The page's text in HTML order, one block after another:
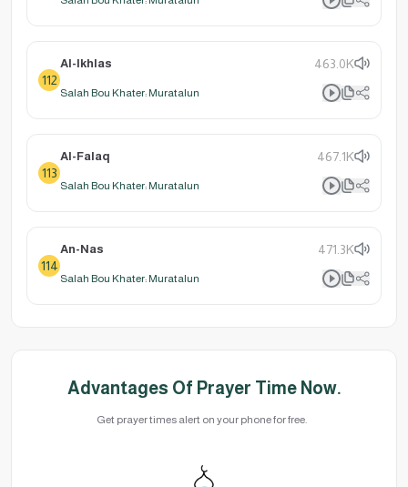
112
Al-Ikhlas 463.0K
Salah Bou Khater: Muratalun
113
Al-Falaq 467.1K
Salah Bou Khater: Muratalun
114
An-Nas 471.3K
Salah Bou Khater: Muratalun
Advantages Of Prayer Time Now.
Get prayer times alert on your phone for free.